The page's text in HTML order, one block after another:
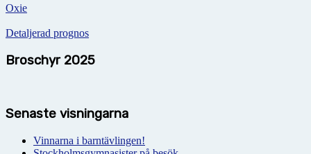
Oxie
Detaljerad prognos
Broschyr 2025
Senaste visningarna
Vinnarna i barntävlingen!